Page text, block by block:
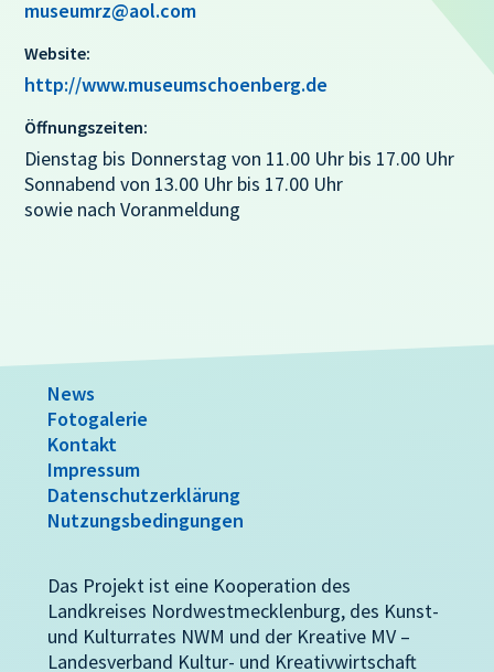
museumrz@aol.com
Website:
http://www.museumschoenberg.de
Öffnungszeiten:
Dienstag bis Donnerstag von 11.00 Uhr bis 17.00 Uhr
Sonnabend von 13.00 Uhr bis 17.00 Uhr
sowie nach Voranmeldung
News
Fotogalerie
Kontakt
Impressum
Datenschutzerklärung
Nutzungsbedingungen
Das Projekt ist eine Kooperation des
Landkreises Nordwestmecklenburg, des Kunst-
und Kulturrates NWM und der Kreative MV –
Landesverband Kultur- und Kreativwirtschaft